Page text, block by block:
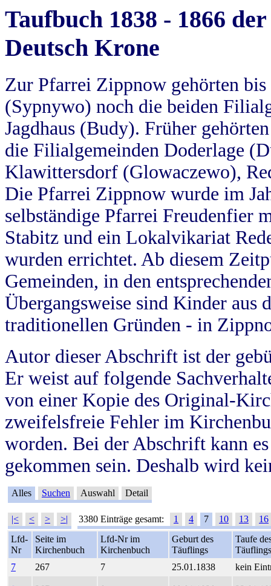
Taufbuch 1838 - 1866
Deutsch Krone
Zur Pfarrei Zippnow gehörten
(Sypnywo) noch die beiden
Jagdhaus (Budy). Früher
die Filialgemeinden Doderlage
Klawittersdorf (Glowaczewo),
Die Pfarrei Zippnow wurde im
selbständige Pfarrei Freudenfier
Stabitz und ein Lokalvikariat
wurden errichtet. Ab diesem
Gemeinden, in den
Übergangsweise sind Kinder aus
traditionellen Gründen - in
Autor dieser Abschrift ist der
Er weist auf folgende
von einer Kopie des Original-
zweifelsfreie Fehler im
worden. Bei der Abschrift kann
gekommen sein. Deshalb wird
Alles Suchen Auswahl Detail
|< < > >| 3380 Einträge gesamt: 1 4 7 10 13
16
Lfd-
Nr
Seite im
Kirchenbuch
Lfd-Nr im
Kirchenbuch
Geburt des
Täuflings
Taufe
Täuflings
7
267 7 25.01.1838 kein